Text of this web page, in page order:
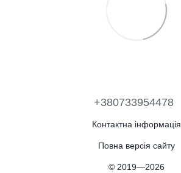
+380733954478
Контактна інформація
Повна версія сайту
© 2019—2026